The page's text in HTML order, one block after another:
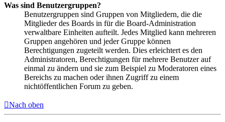
Was sind Benutzergruppen?
Benutzergruppen sind Gruppen von Mitgliedern, die die
Mitglieder des Boards in für die Board-Administration
verwaltbare Einheiten aufteilt. Jedes Mitglied kann mehreren
Gruppen angehören und jeder Gruppe können
Berechtigungen zugeteilt werden. Dies erleichtert es den
Administratoren, Berechtigungen für mehrere Benutzer auf
einmal zu ändern und sie zum Beispiel zu Moderatoren eines
Bereichs zu machen oder ihnen Zugriff zu einem
nichtöffentlichen Forum zu geben.
Nach oben